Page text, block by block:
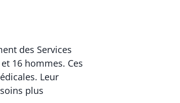
des Services
16 hommes. Ces
Leur
plus